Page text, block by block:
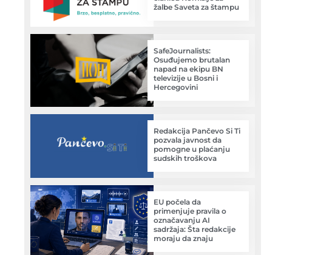
žalbe Saveta za štampu
SafeJournalists:
Osuđujemo brutalan
napad na ekipu BN
televizije u Bosni i
Hercegovini
Redakcija Pančevo Si Ti
pozvala javnost da
pomogne u plaćanju
sudskih troškova
EU počela da
primenjuje pravila o
označavanju AI
sadržaja: Šta redakcije
moraju da znaju